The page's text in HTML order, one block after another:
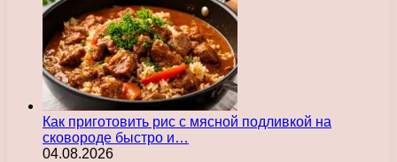
Как приготовить рис с мясной подливкой на
сковороде быстро и…
04.08.2026